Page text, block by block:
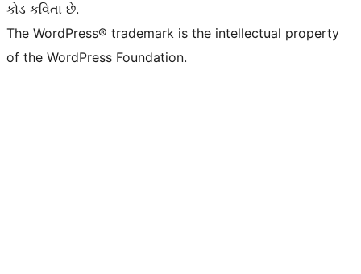
કોડ કવિતા છે.
The WordPress® trademark is the intellectual property
of the WordPress Foundation.